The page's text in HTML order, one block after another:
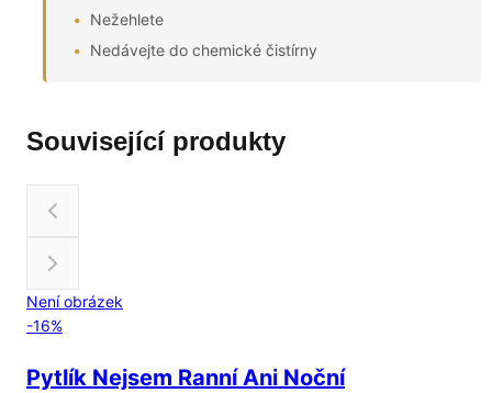
Nežehlete
Nedávejte do chemické čistírny
Související produkty
Není obrázek
-16%
Pytlík Nejsem Ranní Ani Noční